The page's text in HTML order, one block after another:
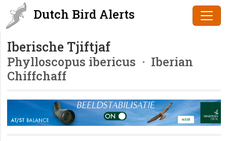
Dutch Bird Alerts
Iberische Tjiftjaf
Phylloscopus ibericus · Iberian
Chiffchaff